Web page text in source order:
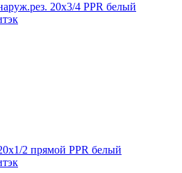
20х3/4 PPR белый
2 прямой PPR белый